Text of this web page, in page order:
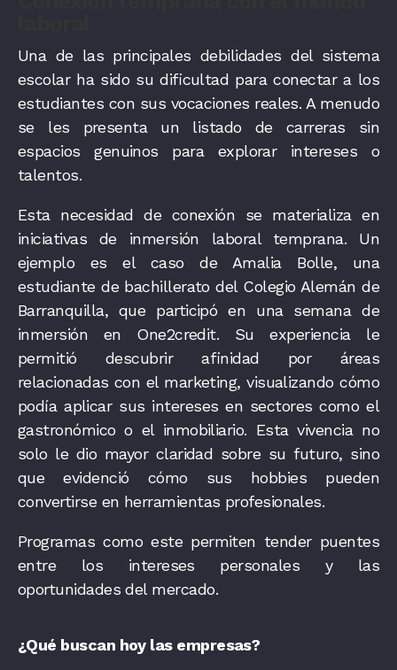
Una de las principales debilidades del sistema
escolar ha sido su dificultad para conectar a los
estudiantes con sus vocaciones reales. A menudo
se les presenta un listado de carreras sin
espacios genuinos para explorar intereses o
talentos.
Esta necesidad de conexión se materializa en
iniciativas de inmersión laboral temprana. Un
ejemplo es el caso de Amalia Bolle, una
estudiante de bachillerato del Colegio Alemán de
Barranquilla, que participó en una semana de
inmersión en One2credit. Su experiencia le
permitió descubrir afinidad por áreas
relacionadas con el marketing, visualizando cómo
podía aplicar sus intereses en sectores como el
gastronómico o el inmobiliario. Esta vivencia no
solo le dio mayor claridad sobre su futuro, sino
que evidenció cómo sus hobbies pueden
convertirse en herramientas profesionales.
Programas como este permiten tender puentes
entre los intereses personales y las
oportunidades del mercado.
¿Qué buscan hoy las empresas?